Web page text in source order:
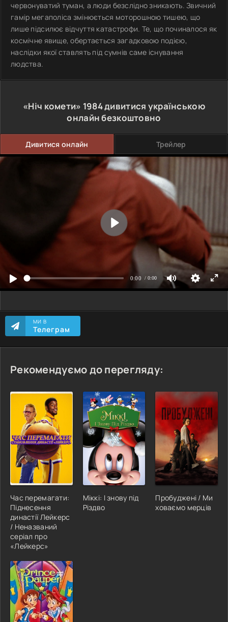
червонуватий туман, а люди безслідно зникають. Звичний
гамір мегаполіса змінюється моторошною тишею, що
лише підсилює відчуття катастрофи. Те, що починалося як
космічне явище, обертається загадковою подією,
наслідки якої ставлять під сумнів саме існування
людства.
«Ніч комети» 1984дивитися українською
онлайн безкоштовно
Дивитися онлайн Трейлер
МИ В
Телеграм
Рекомендуємо до перегляду:
Час перемагати:
Піднесення
династії Лейкерс
/ Неназваний
серіал про
«Лейкерс»
Міккі: І знову під
Різдво
Пробуджені / Ми
ховаємо мерців